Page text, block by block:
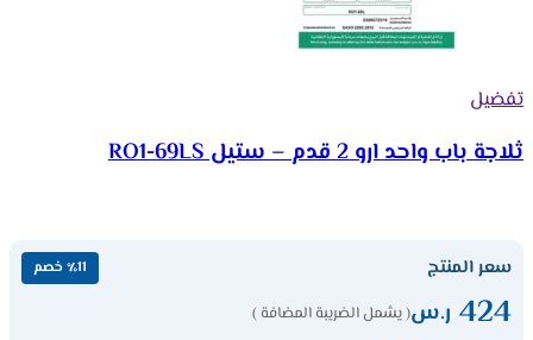
تفضيل
ثلاجة باب واحد ارو 2 قدم – ستيل RO1-69LS
سعر المنتج ٪11 خصم
424 ر.س( يشمل الضريبة المضافة )